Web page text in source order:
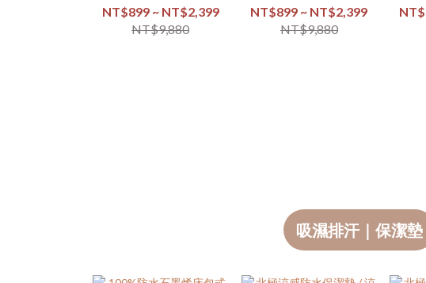
NT$899 ~ NT$2,399
NT$9,880
NT$899 ~ NT$2,399
NT$9,880
吸濕排汗｜保潔墊